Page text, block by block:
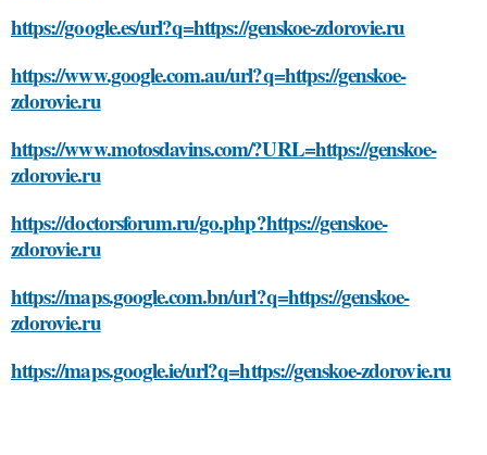
https://google.es/url?q=https://genskoe-zdorovie.ru
https://www.google.com.au/url?q=https://genskoe-
zdorovie.ru
https://www.motosdavins.com/?URL=https://genskoe-
zdorovie.ru
https://doctorsforum.ru/go.php?https://genskoe-
zdorovie.ru
https://maps.google.com.bn/url?q=https://genskoe-
zdorovie.ru
https://maps.google.ie/url?q=https://genskoe-zdorovie.ru